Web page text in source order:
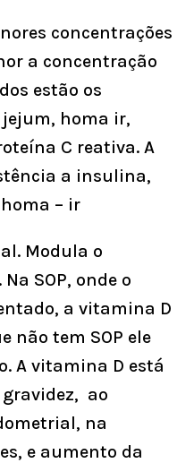
concentrações
a concentração
estão os
homa ir,
C reativa. A
a insulina,
– ir
Modula o
. Na SOP, onde o
a vitamina D
não tem SOP ele
A vitamina D está
ao
na
e aumento da